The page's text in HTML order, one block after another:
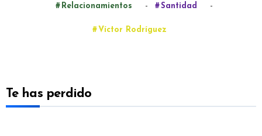
Relacionamientos - Santidad -
Víctor Rodríguez
Te has perdido